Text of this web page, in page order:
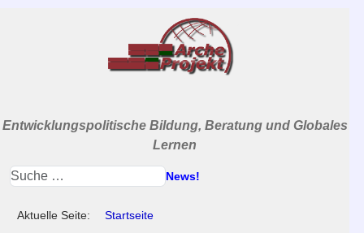
Entwicklungspolitische Bildung, Beratung und Globales
Lernen
News!
Aktuelle Seite:
Startseite